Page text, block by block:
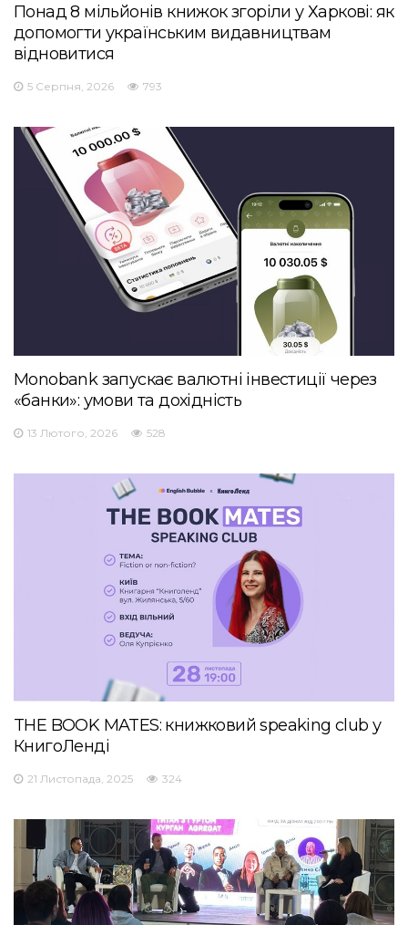
Понад 8 мільйонів книжок згоріли у Харкові: як
допомогти українським видавництвам
відновитися
5 Серпня, 2026 793
Monobank запускає валютні інвестиції через
«банки»: умови та дохідність
13 Лютого, 2026 528
THE BOOK MATES: книжковий speaking club у
КнигоЛенді
21 Листопада, 2025 324